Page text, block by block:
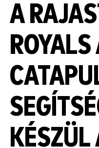
A
ROYALS
KÉSZÜL